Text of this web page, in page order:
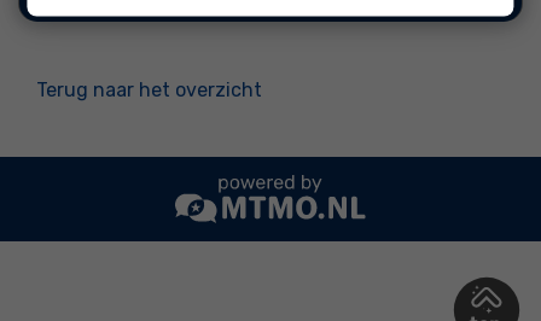
Terug naar het overzicht